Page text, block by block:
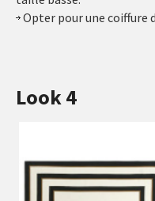
Opter pour une coiffure
Look 4